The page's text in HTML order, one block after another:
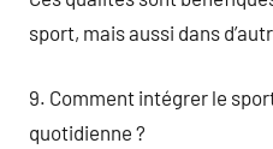
sport, mais aussi dans
9. Comment intégrer le
quotidienne ?